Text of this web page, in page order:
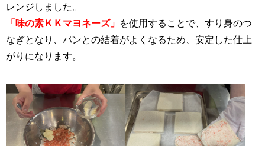
レンジしました。
「味の素ＫＫマヨネーズ」 を使用することで、すり身のつ
なぎとなり、パンとの結着がよくなるため、安定した仕上
がりになります。